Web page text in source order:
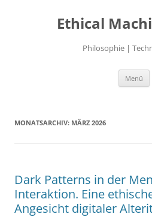
Ethical
Philosophie |
Menü
MONATSARCHIV: MÄRZ 2026
Dark Patterns in der
Interaktion. Eine
Angesicht digitaler